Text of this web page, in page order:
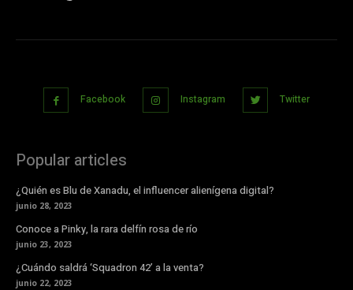
Facebook Instagram Twitter
Popular articles
¿Quién es Blu de Xanadu, el influencer alienígena digital?
junio 28, 2023
Conoce a Pinky, la rara delfín rosa de río
junio 23, 2023
¿Cuándo saldrá ‘Squadron 42’ a la venta?
junio 22, 2023